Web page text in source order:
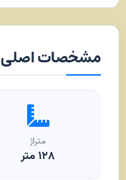
مشخصات اصلی
متراژ
۱۲۸متر